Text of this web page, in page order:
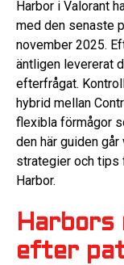
Harbor i Valorant
med den senaste
november 2025.
äntligen levererat
efterfrågat.
hybrid mellan
flexibla förmågor
den här guiden
strategier och tips
Harbor.
Harbors
efter